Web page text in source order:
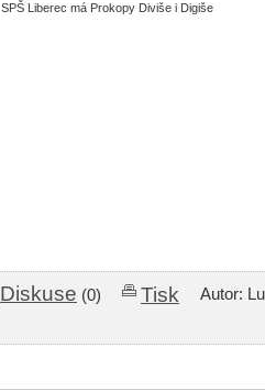
SPŠ Liberec má Prokopy Diviše i Digiše
Diskuse (0) Tisk
Autor: